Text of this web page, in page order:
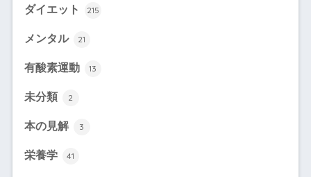
ダイエット 215
メンタル 21
有酸素運動 13
未分類 2
本の見解 3
栄養学 41